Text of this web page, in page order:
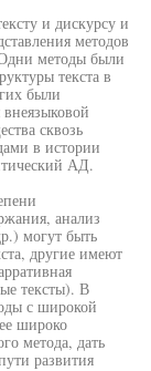
и дискурсу и
методов
методы были
текста в
были
сквозь
в истории
АД.
анализ
могут быть
другие имеют
тексты). В
с широкой
широко
метода, дать
развития